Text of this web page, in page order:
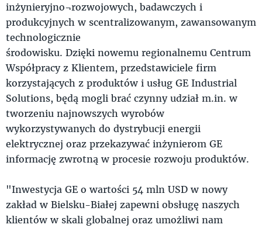
inżynieryjno¬rozwojowych, badawczych i
produkcyjnych w scentralizowanym, zawansowanym
technologicznie
środowisku. Dzięki nowemu regionalnemu Centrum
Współpracy z Klientem, przedstawiciele firm
korzystających z produktów i usług GE Industrial
Solutions, będą mogli brać czynny udział m.in. w
tworzeniu najnowszych wyrobów
wykorzystywanych do dystrybucji energii
elektrycznej oraz przekazywać inżynierom GE
informację zwrotną w procesie rozwoju produktów.
"Inwestycja GE o wartości 54 mln USD w nowy
zakład w Bielsku-Białej zapewni obsługę naszych
klientów w skali globalnej oraz umożliwi nam